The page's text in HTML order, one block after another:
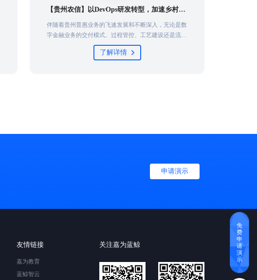
【贵州农信】以DevOps研发转型，加速乡村振兴最后一公里
伴随着贵州普惠业务的飞速发展和不断深入，无论是数
字金融业务的交付模式、过程管控、工艺建设还是流程
管理，都难以满足贵州农信下一阶段的业务发展需求，
因此贵州农信积极寻求解决方案，去改善乃至扭转当前
了解详情
申请演示
友情链接
嘉为教育
蓝鲸智云
关注嘉为蓝鲸
免
费
申
请
演
示